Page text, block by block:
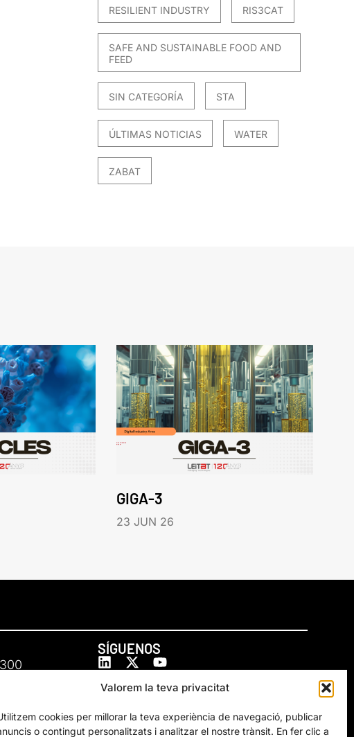
Valorem la teva privacitat
cookies per millorar la teva experiència de navegació, publicar
o contingut personalitzats i analitzar el nostre trànsit. En fer clic a
RESILIENT INDUSTRY RIS3CAT
SAFE AND SUSTAINABLE FOOD AND
FEED
SIN CATEGORÍA STA
ÚLTIMAS NOTICIAS WATER
ZABAT
GIGA-3
23 JUN 26
SÍGUENOS